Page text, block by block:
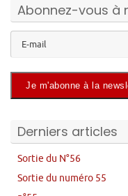
Abonnez-vous à
Derniers articles
Sortie du N°56
Sortie du numéro 55